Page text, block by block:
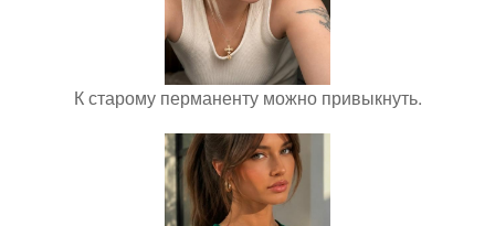
К старому перманенту можно привыкнуть.